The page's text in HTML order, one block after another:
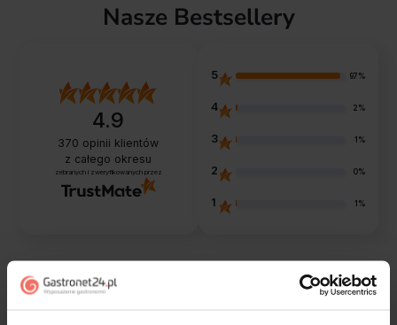
Nasze Bestsellery
4.9
370 opinii klientów
z całego okresu
zebranych i zweryfikowanych przez
5 97%
4 2%
3 1%
2 0%
1 1%